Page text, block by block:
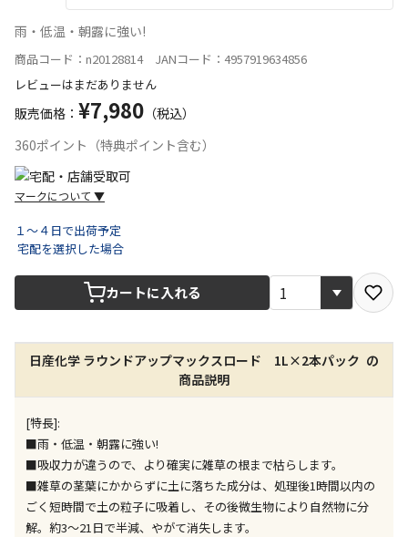
雨・低温・朝露に強い!
商品コード：n20128814 JANコード：4957919634856
レビューはまだありません
販売価格： ¥7,980 （税込）
360ポイント（特典ポイント含む）
マークについて ▼
できません）
※同時購入の商品は、全て同じ店舗での受取となりま
お届けができません）
※同時購入の商品は、全て同じ店舗での受取となりま
す
委託業者によりお届けする商品です
※ほか商品との同時購入はできません。お手数です
１～４日で出荷予定
宅配を選択した場合
カートに入れる
日産化学 ラウンドアップマックスロード 1L×2本パック の
商品説明
[特長]:
■雨・低温・朝露に強い!
■吸収力が違うので、より確実に雑草の根まで枯らします。
■雑草の茎葉にかからずに土に落ちた成分は、処理後1時間以内の
ごく短時間で土の粒子に吸着し、その後微生物により自然物に分
解。約3～21日で半減、やがて消失します。